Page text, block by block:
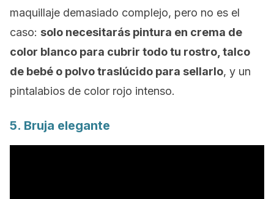
maquillaje demasiado complejo, pero no es el
caso: solo necesitarás pintura en crema de
color blanco para cubrir todo tu rostro, talco
de bebé o polvo traslúcido para sellarlo, y un
pintalabios de color rojo intenso.
5. Bruja elegante